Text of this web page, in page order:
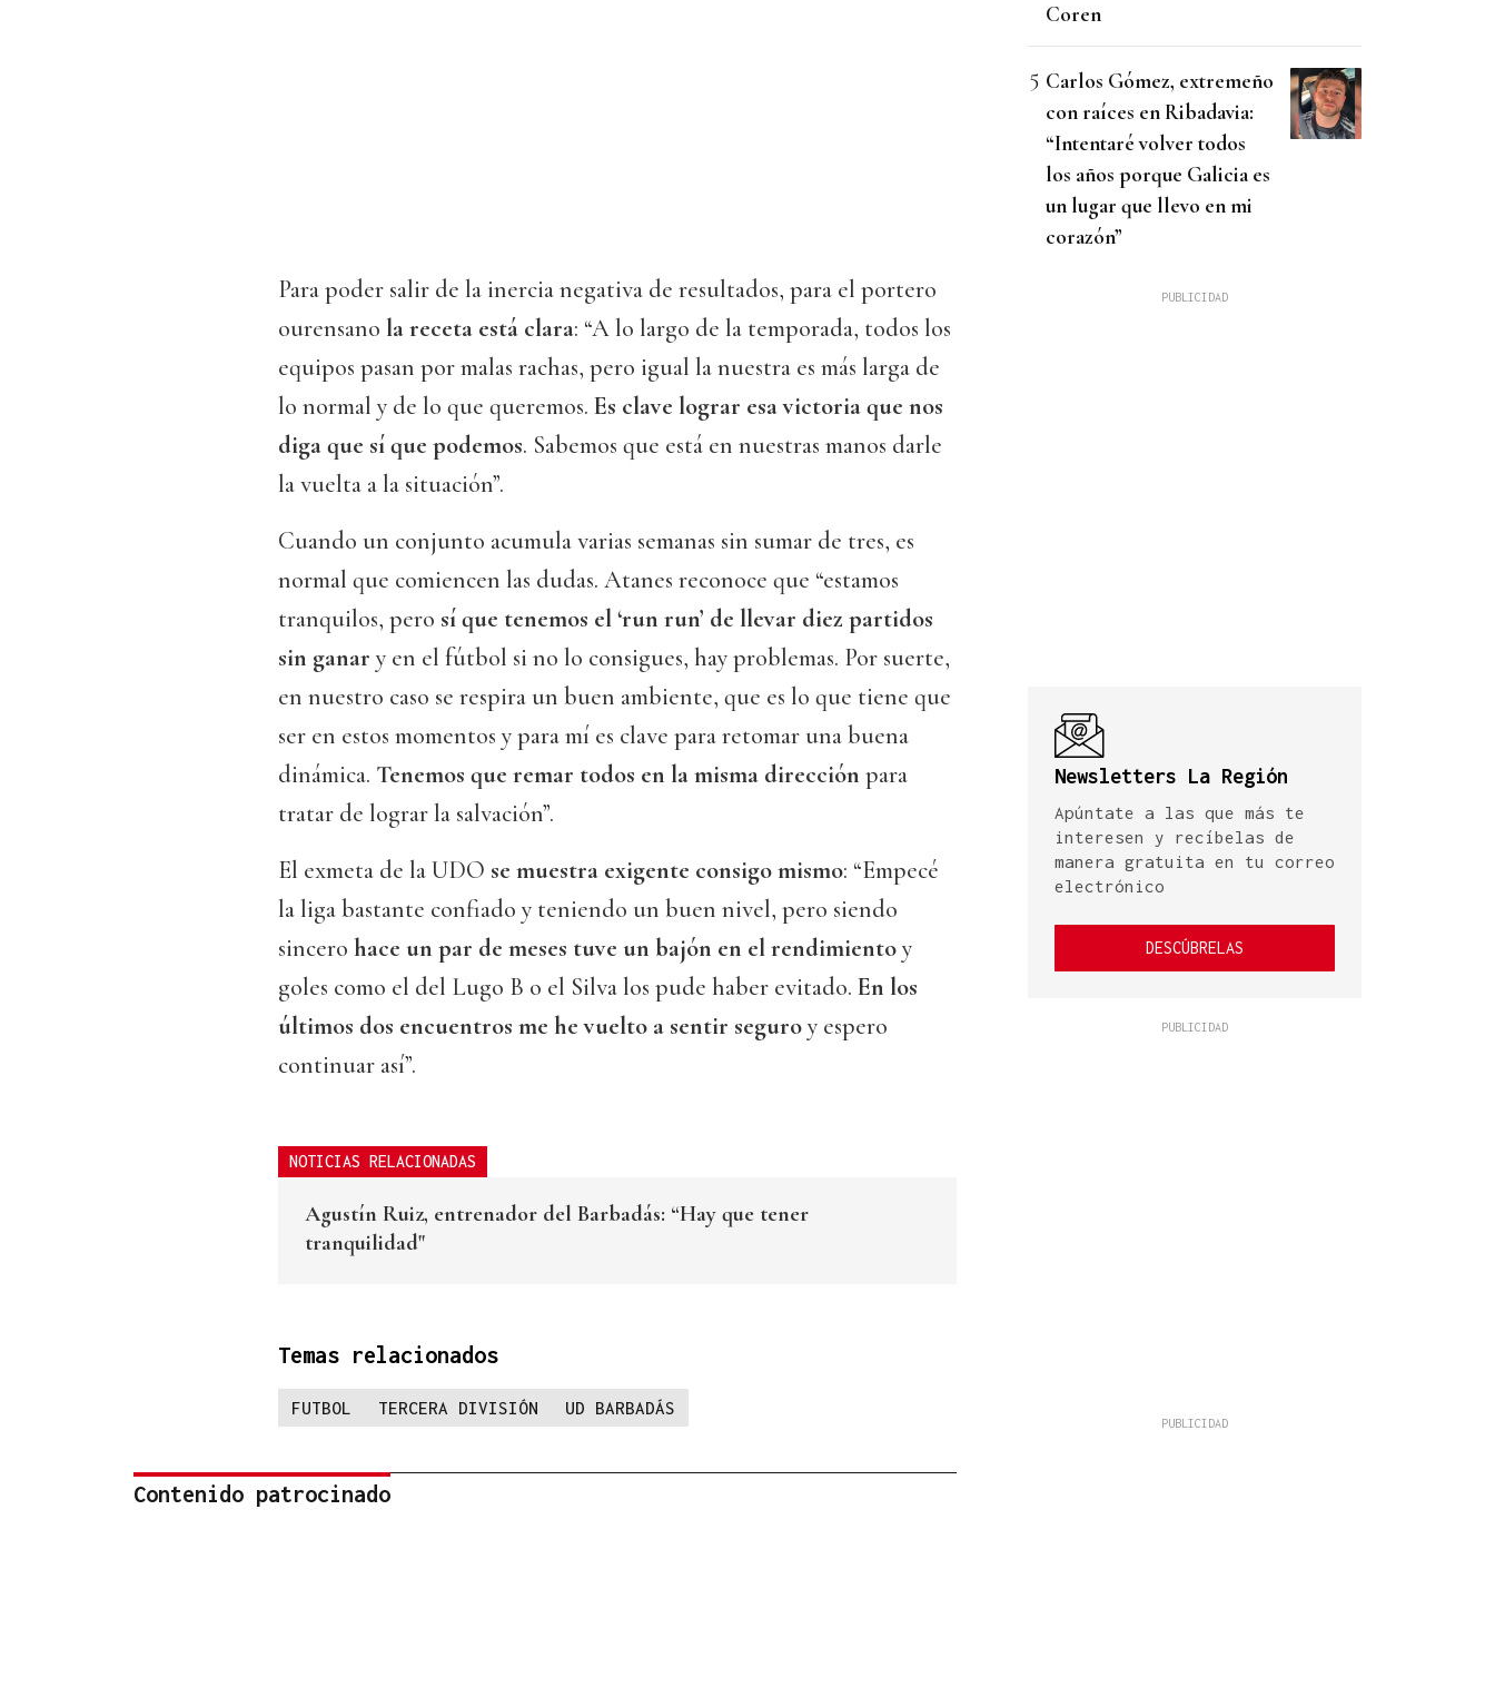
Para poder salir de la inercia negativa de resultados, para el portero
ourensano la receta está clara: “A lo largo de la temporada, todos los
equipos pasan por malas rachas, pero igual la nuestra es más larga de
lo normal y de lo que queremos. Es clave lograr esa victoria que nos
diga que sí que podemos. Sabemos que está en nuestras manos darle
la vuelta a la situación”.
Cuando un conjunto acumula varias semanas sin sumar de tres, es
normal que comiencen las dudas. Atanes reconoce que “estamos
tranquilos, pero sí que tenemos el ‘run run’ de llevar diez partidos
sin ganar y en el fútbol si no lo consigues, hay problemas. Por suerte,
en nuestro caso se respira un buen ambiente, que es lo que tiene que
ser en estos momentos y para mí es clave para retomar una buena
dinámica. Tenemos que remar todos en la misma dirección para
tratar de lograr la salvación”.
El exmeta de la UDO se muestra exigente consigo mismo: “Empecé
la liga bastante confiado y teniendo un buen nivel, pero siendo
sincero hace un par de meses tuve un bajón en el rendimientoy
goles como el del Lugo B o el Silva los pude haber evitado. En los
últimos dos encuentros me he vuelto a sentir seguroy espero
continuar así”.
NOTICIAS RELACIONADAS
Agustín Ruiz, entrenador del Barbadás: “Hay que tener
tranquilidad"
Temas relacionados
FUTBOL TERCERA DIVISIÓN UD BARBADÁS
Contenido patrocinado
Coren
Carlos Gómez, extremeño
con raíces en Ribadavia:
“Intentaré volver todos
los años porque Galicia es
un lugar que llevo en mi
corazón”
Newsletters La Región
Apúntate a las que más te
interesen y recíbelas de
manera gratuita en tu correo
electrónico
DESCÚBRELAS